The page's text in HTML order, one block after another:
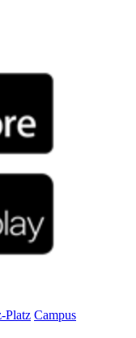
Platz Campus